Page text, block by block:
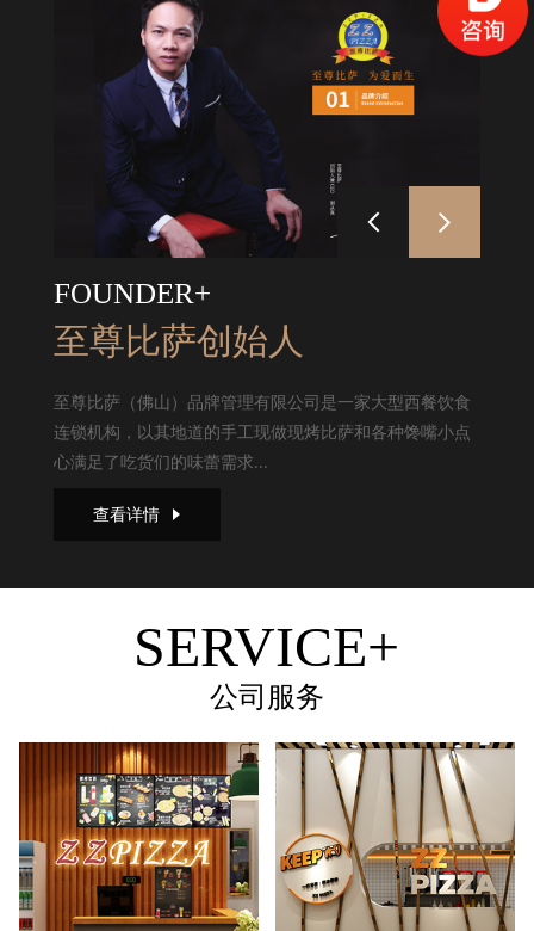
FOUNDER+
至尊比萨创始人
至尊比萨（佛山）品牌管理有限公司是一家大型西餐饮食
连锁机构，以其地道的手工现做现烤比萨和各种馋嘴小点
心满足了吃货们的味蕾需求...
查看详情
SERVICE+
公司服务